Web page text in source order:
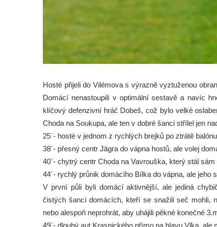
Hosté přijeli do Vilémova s výrazně vyztuženou
Domácí nenastoupili v optimální sestavě a navíc
klíčový defenzivní hráč Dobeš, což bylo velké
Choda na Soukupa, ale ten v dobré šanci střílel jen
25´- hosté v jednom z rychlých brejků po ztrátě
38´- přesný centr Jägra do vápna hostů, ale volej
40´- chytrý centr Choda na Vavrouška, který stál
44´- rychlý průnik domácího Bílka do vápna, ale
V první půli byli domácí aktivnější, ale jediná
čistých šancí domácích, kteří se snažili seč mohli,
nebo alespoň neprohrát, aby uhájili pěkné konečné
49´- dlouhý aut Krasnického přímo na hlavu Vlka,